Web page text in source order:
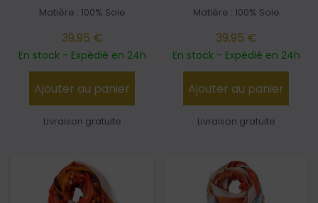
Matière : 100% Soie
39,95 €
En stock - Expédié en 24h
Ajouter au panier
Livraison gratuite
Matière : 100% Soie
39,95 €
En stock - Expédié en 24h
Ajouter au panier
Livraison gratuite